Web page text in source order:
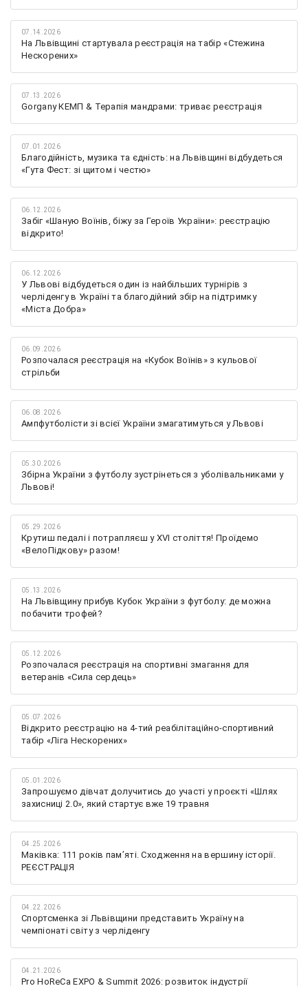
07.14.2026
На Львівщині стартувала реєстрація на табір «Стежина
Нескорених»
07.13.2026
Gorgany КЕМП & Терапія мандрами: триває реєстрація
07.01.2026
Благодійність, музика та єдність: на Львівщині відбудеться
«Гута Фест: зі щитом і честю»
06.12.2026
Забіг «Шаную Воїнів, біжу за Героїв України»: реєстрацію
відкрито!
06.12.2026
У Львові відбудеться один із найбільших турнірів з
черліденгу в Україні та благодійний збір на підтримку
«Міста Добра»
06.09.2026
Розпочалася реєстрація на «Кубок Воїнів» з кульової
стрільби
06.08.2026
Ампфутболісти зі всієї України змагатимуться у Львові
05.30.2026
Збірна України з футболу зустрінеться з уболівальниками у
Львові!
05.29.2026
Крутиш педалі і потрапляєш у XVI століття! Проїдемо
«ВелоПідкову» разом!
05.13.2026
На Львівщину прибув Кубок України з футболу: де можна
побачити трофей?
05.12.2026
Розпочалася реєстрація на спортивні змагання для
ветеранів «Сила сердець»
05.07.2026
Відкрито реєстрацію на 4-тий реабілітаційно-спортивний
табір «Ліга Нескорених»
05.01.2026
Запрошуємо дівчат долучитись до участі у проєкті «Шлях
захисниці 2.0», який стартує вже 19 травня
04.25.2026
Маківка: 111 років пам’яті. Сходження на вершину історії.
РЕЄСТРАЦІЯ
04.22.2026
Спортсменка зі Львівщини представить Україну на
чемпіонаті світу з черліденгу
04.21.2026
Pro HoReCa EXPO & Summit 2026: розвиток індустрії